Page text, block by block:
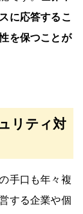
に応答するこ
を保つことが
リティ対
手口も年々複
する企業や個